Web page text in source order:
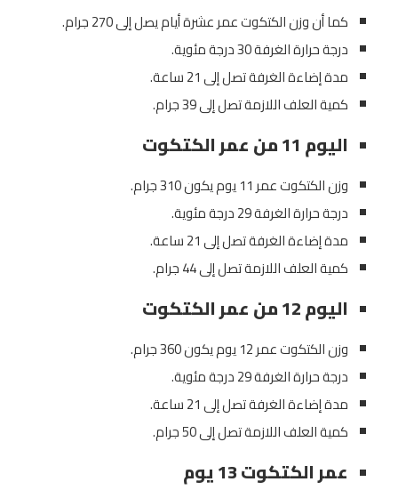
كما أن وزن الكتكوت عمر عشرة أيام يصل إلى 270 جرام.
درجة حرارة الغرفة 30 درجة مئوية.
مدة إضاءة الغرفة تصل إلى 21 ساعة.
كمية العلف اللازمة تصل إلى 39 جرام.
اليوم 11 من عمر الكتكوت
وزن الكتكوت عمر 11 يوم يكون 310 جرام.
درجة حرارة الغرفة 29 درجة مئوية.
مدة إضاءة الغرفة تصل إلى 21 ساعة.
كمية العلف اللازمة تصل إلى 44 جرام.
اليوم 12 من عمر الكتكوت
وزن الكتكوت عمر 12 يوم يكون 360 جرام.
درجة حرارة الغرفة 29 درجة مئوية.
مدة إضاءة الغرفة تصل إلى 21 ساعة.
كمية العلف اللازمة تصل إلى 50 جرام.
عمر الكتكوت 13 يوم